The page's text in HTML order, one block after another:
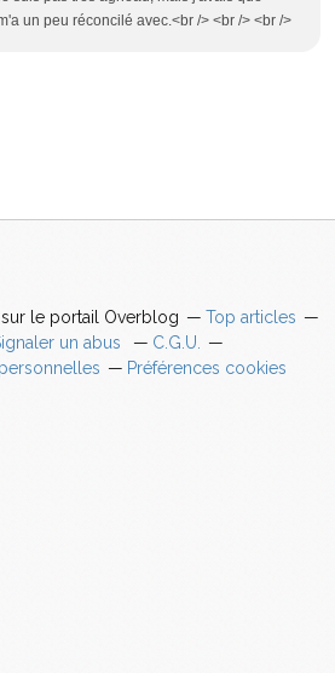
un peu réconcilé avec.<br /> <br /> <br />
sur le portail Overblog
Top articles
un abus
C.G.U.
Préférences cookies